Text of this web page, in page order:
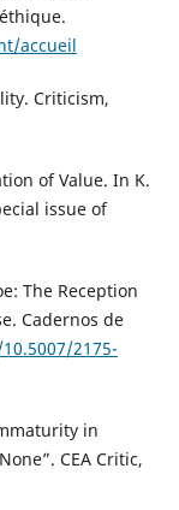
accueil
Criticism,
of Value. In K.
issue of
The Reception
Cadernos de
2175-
in
CEA Critic,